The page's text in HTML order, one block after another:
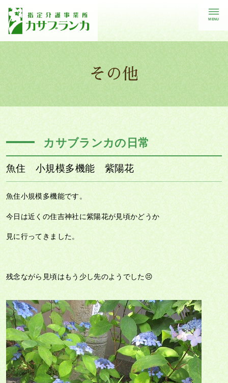
MENU
その他
カサブランカの日常
魚住 小規模多機能 紫陽花
魚住小規模多機能です。
今日は近くの住吉神社に紫陽花が見頃かどうか
見に行ってきました。
残念ながら見頃はもう少し先のようでした😣